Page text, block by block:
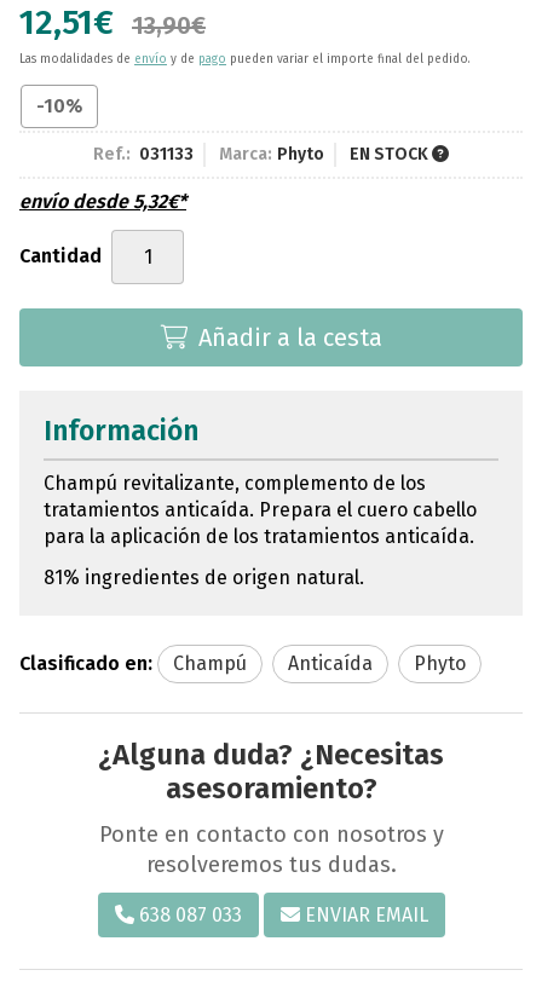
12,51€ 13,90€
Las modalidades de envío y de pago pueden variar el importe final del pedido.
-10%
Ref.: 031133 Marca: Phyto EN STOCK
envío desde5,32€*
Cantidad
Añadir a la cesta
Información
Champú revitalizante, complemento de los
tratamientos anticaída. Prepara el cuero cabello
para la aplicación de los tratamientos anticaída.
81% ingredientes de origen natural.
Clasificado en: Champú Anticaída Phyto
¿Alguna duda? ¿Necesitas
asesoramiento?
Ponte en contacto con nosotros y
resolveremos tus dudas.
638 087 033 ENVIAR EMAIL